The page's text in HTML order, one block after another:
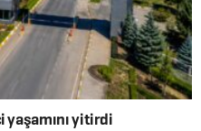
yaşamını yitirdi